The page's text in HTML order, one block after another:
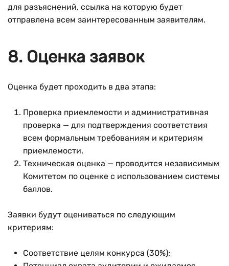
для разъяснений, ссылка на которую будет
отправлена всем заинтересованным заявителям.
8. Оценка заявок
Оценка будет проходить в два этапа:
Проверка приемлемости и административная
проверка — для подтверждения соответствия
всем формальным требованиям и критериям
приемлемости.
Техническая оценка — проводится независимым
Комитетом по оценке с использованием системы
баллов.
Заявки будут оцениваться по следующим
критериям:
Соответствие целям конкурса (30%);